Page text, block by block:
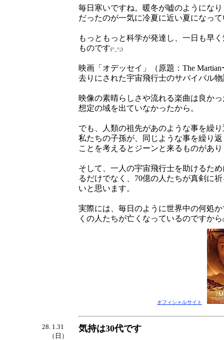
毎日寒いですね。暖冬が嘘のようにな
だったのが一気に冷夏に近い夏になっ
もっともっと科学が発達し、一日も早
ものです(^_^;)
映画「オデッセイ」（原題：The
去りにされた宇宙飛行士のサバイバル
映像の素晴らしさや流れる楽曲は良か
想定の域を出ていなかったから。
でも、人類の祖先があのような事を繰
私たちの子孫が、同じような事を繰り
ことを考えるとジーンと来るものがあ
そして、一人の宇宙飛行士を助けるた
るだけでなく、70億の人たちが真剣に
いと思います。
実際には、毎日のように世界中の何処
くの人たちが亡くなっているのですから
オフィシャルサイト
28. 1.31
（日）
気持は30代です